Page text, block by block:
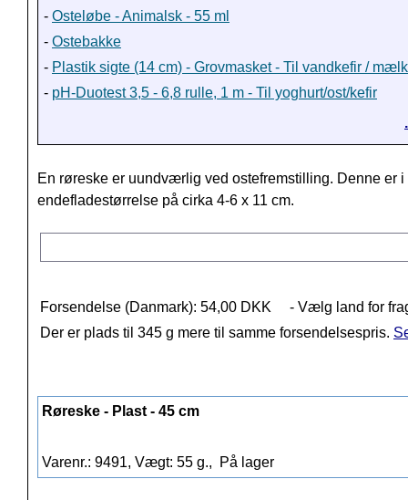
- Osteløbe - Animalsk - 55 ml
- Ostebakke
- Plastik sigte (14 cm) - Grovmasket - Til vandkefir /
- pH-Duotest 3,5 - 6,8 rulle, 1 m - Til yoghurt/ost/kefir
En røreske er uundværlig ved ostefremstilling. Denne er
endefladestørrelse på cirka 4-6 x 11 cm.
Forsendelse (Danmark): 54,00 DKK
- Vælg land for
Der er plads til 345 g mere til samme forsendelsespris.
Røreske - Plast - 45 cm
Varenr.: 9491, Vægt: 55 g., På lager